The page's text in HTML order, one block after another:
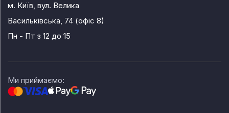
м. Київ, вул. Велика
Васильківська, 74 (офіс 8)
Пн - Пт з 12 до 15
Ми приймаємо: